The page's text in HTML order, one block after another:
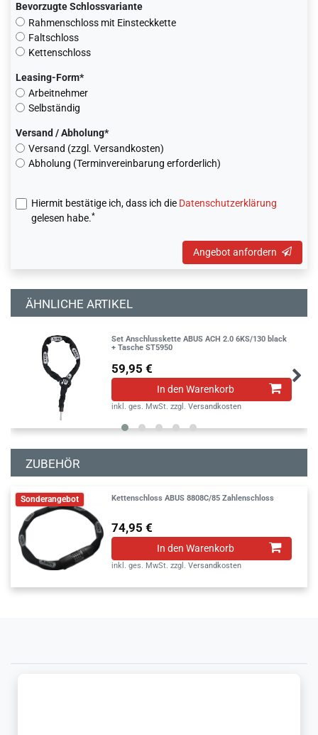
Bevorzugte Schlossvariante
Rahmenschloss mit Einsteckkette
Faltschloss
Kettenschloss
Leasing-Form*
Arbeitnehmer
Selbständig
Versand / Abholung*
Versand (zzgl. Versandkosten)
Abholung (Terminvereinbarung erforderlich)
Hiermit bestätige ich, dass ich die Daten­schutz­erklärung
gelesen habe.*
Angebot anfordern
ÄHNLICHE ARTIKEL
Set Anschlusskette ABUS ACH 2.0 6KS/130 black
+ Tasche ST5950
59,95 €
In den Warenkorb
inkl. ges. MwSt. zzgl.Versandkosten
ZUBEHÖR
Sonderangebot Kettenschloss ABUS 8808C/85 Zahlenschloss
74,95 €
In den Warenkorb
inkl. ges. MwSt. zzgl.Versandkosten